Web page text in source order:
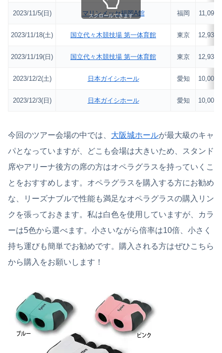
2023/11/5(日) マリンメッセ福岡A館 福岡 11,093
2023/11/18(土) 国立代々木競技場 第一体育館 東京 12,934
2023/11/19(日) 国立代々木競技場 第一体育館 東京 12,934
2023/12/2(土) 日本ガイシホール 愛知 10,000
2023/12/3(日) 日本ガイシホール 愛知 10,000
スクロールできます
今回のツアー会場の中では、 大阪城ホールが最大級のキャ
パとなっていますが、どこも会場は大きいため、スタンド
席やアリーナ後方の席の方はオペラグラスを持っていくこ
とをおすすめします。オペラグラスを購入する方にお勧め
な、リーズナブルで性能も満足なオペラグラスの購入リン
クを張っておきます。私は白色を使用していますが、カラ
ーは5色から選べます。小さいながら倍率は10倍、小さく
持ち運びも簡単でお勧めです。購入される方はぜひこちら
から購入をお願いします！